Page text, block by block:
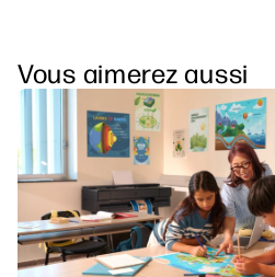
Vous aimerez aussi